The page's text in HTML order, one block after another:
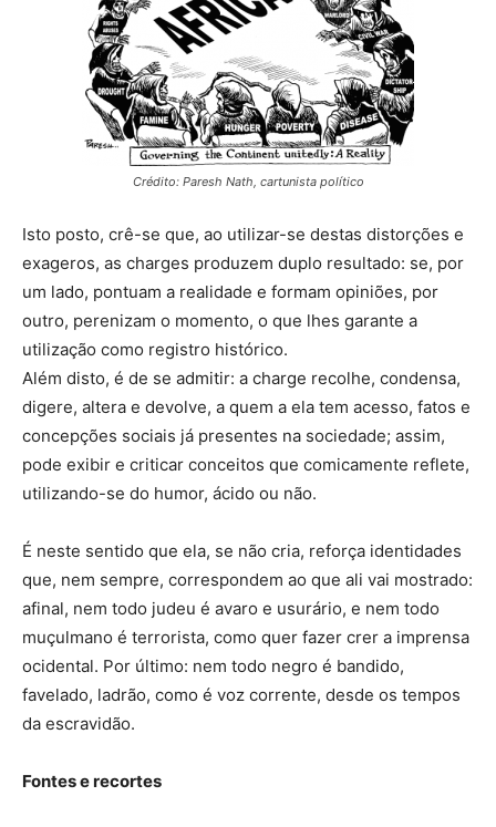
Crédito: Paresh Nath, cartunista político
Isto posto, crê-se que, ao utilizar-se destas distorções e
exageros, as charges produzem duplo resultado: se, por
um lado, pontuam a realidade e formam opiniões, por
outro, perenizam o momento, o que lhes garante a
utilização como registro histórico.
Além disto, é de se admitir: a charge recolhe, condensa,
digere, altera e devolve, a quem a ela tem acesso, fatos e
concepções sociais já presentes na sociedade; assim,
pode exibir e criticar conceitos que comicamente reflete,
utilizando-se do humor, ácido ou não.
É neste sentido que ela, se não cria, reforça identidades
que, nem sempre, correspondem ao que ali vai mostrado:
afinal, nem todo judeu é avaro e usurário, e nem todo
muçulmano é terrorista, como quer fazer crer a imprensa
ocidental. Por último: nem todo negro é bandido,
favelado, ladrão, como é voz corrente, desde os tempos
da escravidão.
Fontes e recortes